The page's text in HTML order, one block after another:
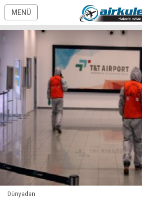
MENÜ
Dünyadan